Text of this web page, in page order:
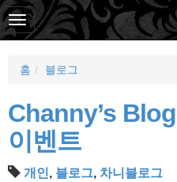
홈 블로그
Channy’s
이벤트
개인, 블로그, 차니블로그